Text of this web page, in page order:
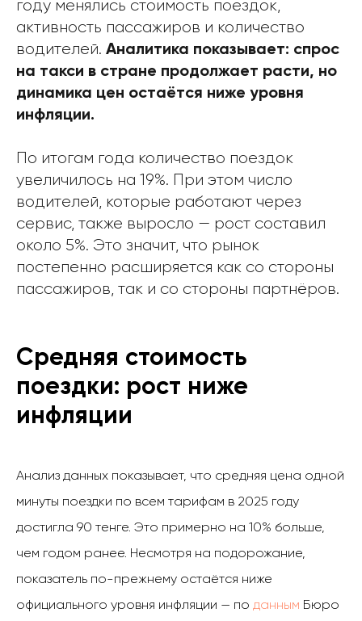
году менялись стоимость поездок,
активность пассажиров и количество
водителей. Аналитика показывает: спрос
на такси в стране продолжает расти, но
динамика цен остаётся ниже уровня
инфляции.
По итогам года количество поездок
увеличилось на 19%. При этом число
водителей, которые работают через
сервис, также выросло — рост составил
около 5%. Это значит, что рынок
постепенно расширяется как со стороны
пассажиров, так и со стороны партнёров.
Средняя стоимость
поездки: рост ниже
инфляции
Анализ данных показывает, что средняя цена одной
минуты поездки по всем тарифам в 2025 году
достигла 90 тенге. Это примерно на 10% больше,
чем годом ранее. Несмотря на подорожание,
показатель по-прежнему остаётся ниже
официального уровня инфляции — по данным Бюро